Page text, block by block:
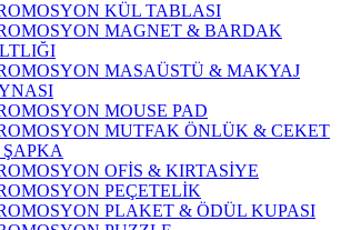
KÜL TABLASI
MAGNET & BARDAK
MASAÜSTÜ & MAKYAJ
MOUSE PAD
MUTFAK ÖNLÜK & CEKET
OFİS & KIRTASİYE
PEÇETELİK
PLAKET & ÖDÜL KUPASI